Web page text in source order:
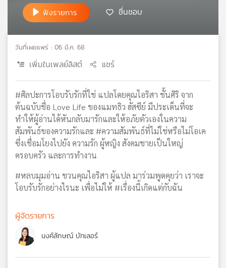
แผนที่
ข่าย
ฟังรายการ ชื่นชอบ
วันที่เผยแพร่ : 06 มี.ค. 68
เพิ่มในเพลย์ลิสต์ แชร์
#ศิลปะการโอบรับรักที่ใช่ แปลโดยคุณไอริสา ชั้นศิริ จาก
ต้นฉบับชื่อ Love Life ของแมทธิว ฮัสซีย์ มีประเด็นที่จะ
ทำให้ผู้อ่านได้หันกลับมารักและให้อภัยตัวเองในความ
สัมพันธ์ของความรักและ #ความสัมพันธ์ที่ไม่ใช่หรือไม่โอเค
ซึ่งเชื่อมโยงไปยัง ความรัก ผู้หญิง สังคมชายเป็นใหญ่
ครอบครัว และการทำงาน
#หลบมุมอ่าน ชวนคุณไอริสา ผู้แปล มาร่วมพูดคุยว่า เราจะ
โอบรับรักอย่างไรนะ เพื่อไม่ให้ #เรื่องนี้เกิดแต่กับฉัน
ผู้จัดรายการ
นงค์ลักษณ์ บัทเลอร์